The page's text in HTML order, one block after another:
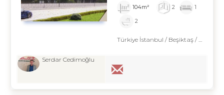
104m² 2
1
2
Türkiye İstanbul / Beşiktaş/ Akatlar
Serdar Cedimoğlu